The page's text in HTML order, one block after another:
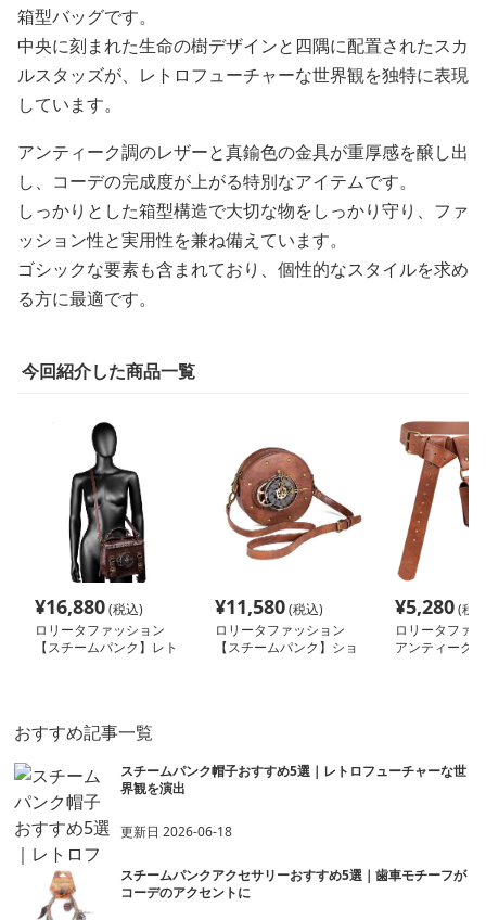
箱型バッグです。
中央に刻まれた生命の樹デザインと四隅に配置されたスカ
ルスタッズが、レトロフューチャーな世界観を独特に表現
しています。
アンティーク調のレザーと真鍮色の金具が重厚感を醸し出
し、コーデの完成度が上がる特別なアイテムです。
しっかりとした箱型構造で大切な物をしっかり守り、ファ
ッション性と実用性を兼ね備えています。
ゴシックな要素も含まれており、個性的なスタイルを求め
る方に最適です。
今回紹介した商品一覧
¥16,880(税込)
ロリータファッション
【スチームパンク】レト
¥11,580(税込)
ロリータファッション
【スチームパンク】ショ
¥5,280(税
ロリータファ
アンティーク
おすすめ記事一覧
スチームパンク帽子おすすめ5選｜レトロフューチャーな世
界観を演出
更新日2026-06-18
スチームパンクアクセサリーおすすめ5選｜歯車モチーフが
コーデのアクセントに